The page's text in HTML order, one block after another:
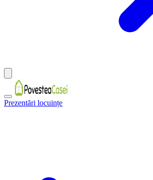
Prezentări locuințe